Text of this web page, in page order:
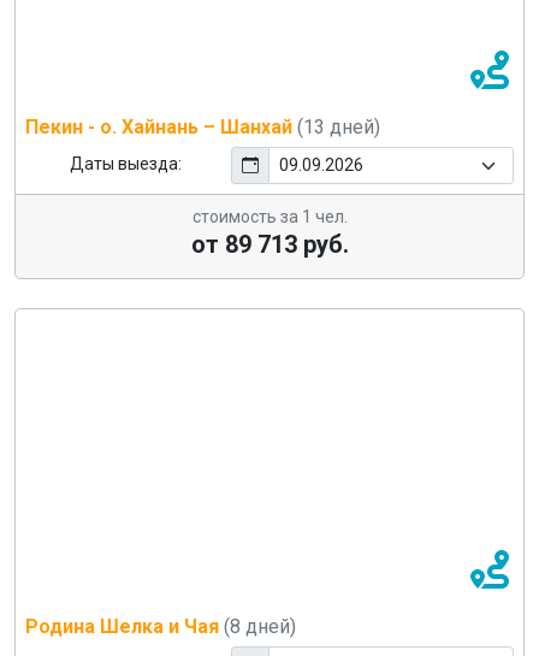
Пекин - о. Хайнань – Шанхай (13 дней)
Даты выезда:
стоимость за 1 чел.
от 89 713 руб.
Родина Шелка и Чая (8 дней)